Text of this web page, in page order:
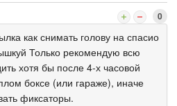
0
как снимать голову на спасио
Только рекомендую всю
хотя бы после 4-х часовой
боксе (или гараже), иначе
фиксаторы.